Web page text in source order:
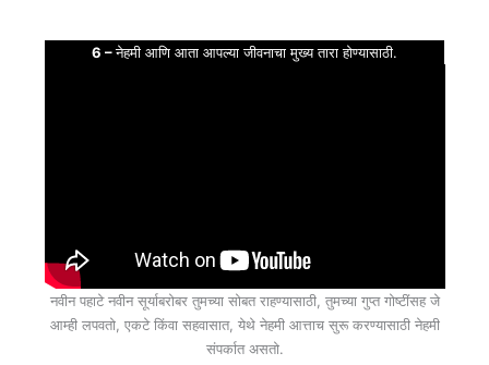
6 –नेहमी आणि आता आपल्या जीवनाचा मुख्य तारा होण्यासाठी.
नवीन पहाटे नवीन सूर्याबरोबर तुमच्या सोबत राहण्यासाठी, तुमच्या गुप्त गोष्टींसह जे
आम्ही लपवतो, एकटे किंवा सहवासात, येथे नेहमी आत्ताच सुरू करण्यासाठी नेहमी
संपर्कात असतो.